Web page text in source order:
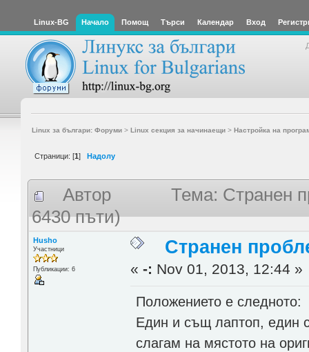
Linux-BG Начало Помощ Търси Календар Вход
Linux за българи: Форуми> Linux секция за начинаещи> Настройка на
Страници: [1] Надолу
Автор
Тема: Странен
6430 пъти)
Husho
Участници
Публикации: 6
Странен
«-: Nov 01, 2013, 12:44 »
Положението е следното:
Един и същ лаптоп, един
слагам на мястото на